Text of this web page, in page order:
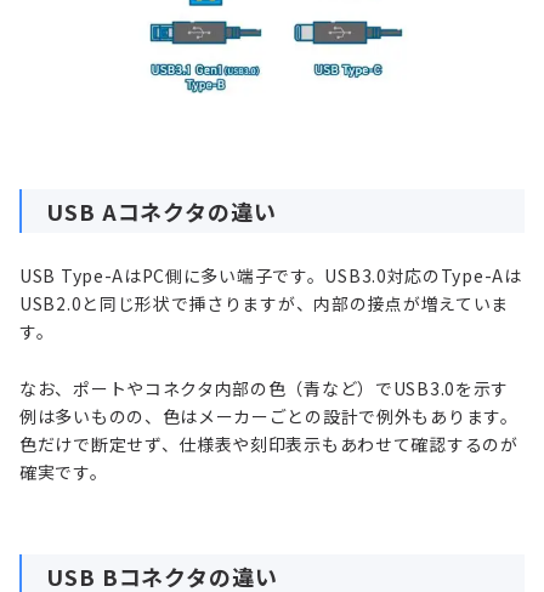
USB Aコネクタの違い
USB Type-AはPC側に多い端子です。USB3.0対応のType-Aは
USB2.0と同じ形状で挿さりますが、内部の接点が増えていま
す。
なお、ポートやコネクタ内部の色（青など）でUSB3.0を示す
例は多いものの、色はメーカーごとの設計で例外もあります。
色だけで断定せず、仕様表や刻印表示もあわせて確認するのが
確実です。
USB Bコネクタの違い